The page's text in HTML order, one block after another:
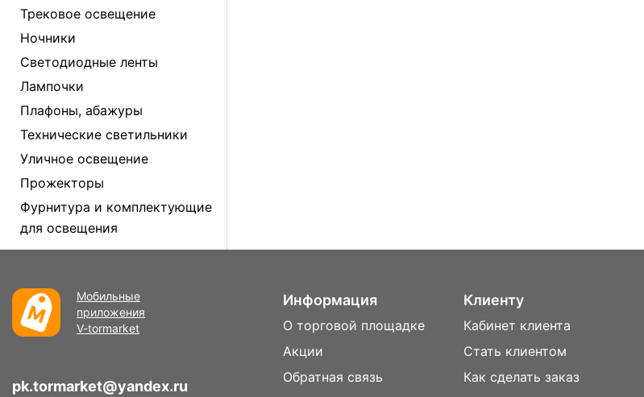
Трековое освещение
Ночники
Светодиодные ленты
Лампочки
Плафоны, абажуры
Технические светильники
Уличное освещение
Прожекторы
Фурнитура и комплектующие
для освещения
Мобильные
приложения
V-tormarket
pk.tormarket@yandex.ru
Информация
О торговой площадке
Акции
Обратная связь
Клиенту
Кабинет клиента
Стать клиентом
Как сделать заказ